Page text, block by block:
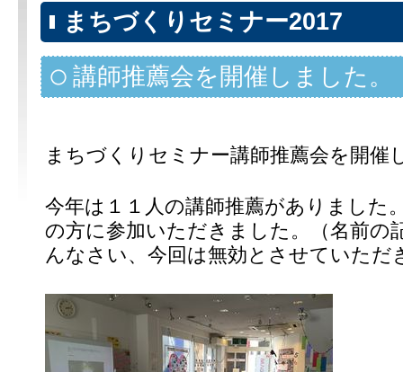
まちづくりセミナー2017
講師推薦会を開催しました。
まちづくりセミナー講師推薦会を開催
今年は１１人の講師推薦がありました
の方に参加いただきました。（名前の
んなさい、今回は無効とさせていただ